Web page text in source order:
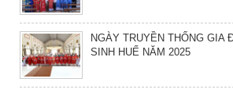
NGÀY TRUYỀN THỐNG GIA
SINH HUẾ NĂM 2025